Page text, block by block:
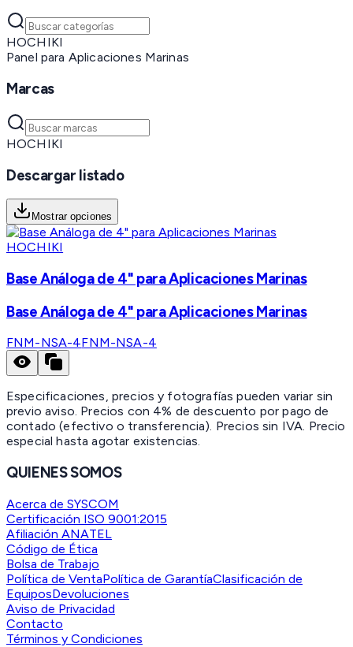
HOCHIKI
Panel para Aplicaciones Marinas
Marcas
HOCHIKI
Descargar listado
Mostrar opciones
HOCHIKI
Base Análoga de 4" para Aplicaciones Marinas
Base Análoga de 4" para Aplicaciones Marinas
FNM-NSA-4FNM-NSA-4
Especificaciones, precios y fotografías pueden variar sin
previo aviso. Precios con 4% de descuento por pago de
contado (efectivo o transferencia). Precios sin IVA. Precio
especial hasta agotar existencias.
QUIENES SOMOS
Acerca de SYSCOM
Certificación ISO 9001:2015
Afiliación ANATEL
Código de Ética
Bolsa de Trabajo
Política de VentaPolítica de GarantíaClasificación de
EquiposDevoluciones
Aviso de Privacidad
Contacto
Términos y Condiciones